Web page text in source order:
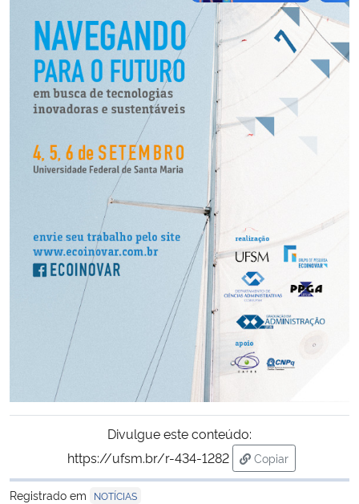
Divulgue este conteúdo:
https://ufsm.br/r-434-1282
Copiar
para área de
Registrado em
NOTÍCIAS